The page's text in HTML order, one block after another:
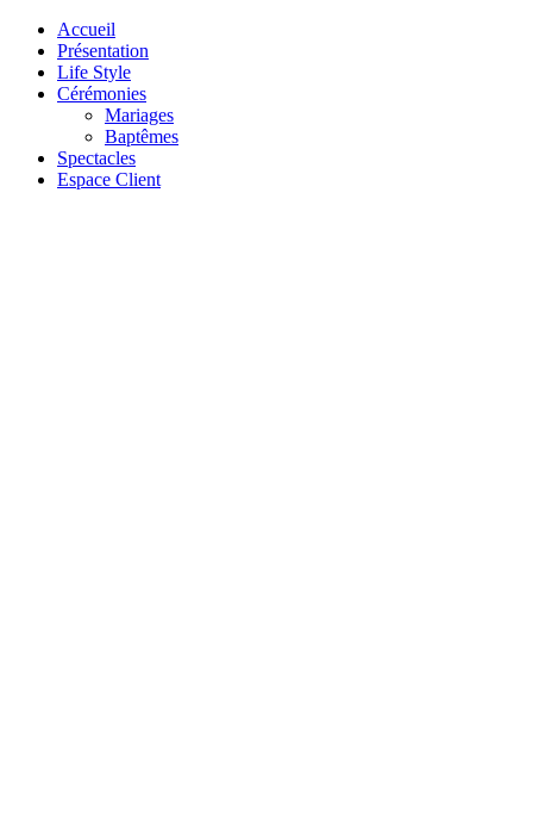
Accueil
Présentation
Life Style
Cérémonies
Mariages
Baptêmes
Spectacles
Espace Client